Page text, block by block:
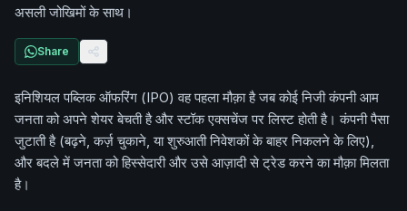
असली जोखिमों के साथ।
Share
इनिशियल पब्लिक ऑफरिंग (IPO) वह पहला मौक़ा है जब कोई निजी कंपनी आम
जनता को अपने शेयर बेचती है और स्टॉक एक्सचेंज पर लिस्ट होती है। कंपनी पैसा
जुटाती है (बढ़ने, कर्ज़ चुकाने, या शुरुआती निवेशकों के बाहर निकलने के लिए),
और बदले में जनता को हिस्सेदारी और उसे आज़ादी से ट्रेड करने का मौक़ा मिलता
है।